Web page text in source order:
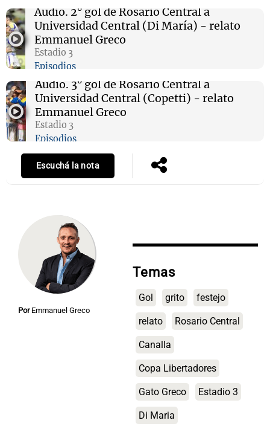
Audio. 2° gol de Rosario Central a
Universidad Central (Di María) - relato
Emmanuel Greco
Estadio 3
Episodios
Audio. 3° gol de Rosario Central a
Universidad Central (Copetti) - relato
Emmanuel Greco
Estadio 3
Episodios
Escuchá la nota
Por Emmanuel Greco
Temas
Gol grito festejo
relato Rosario Central
Canalla
Copa Libertadores
Gato Greco Estadio 3
Di Maria